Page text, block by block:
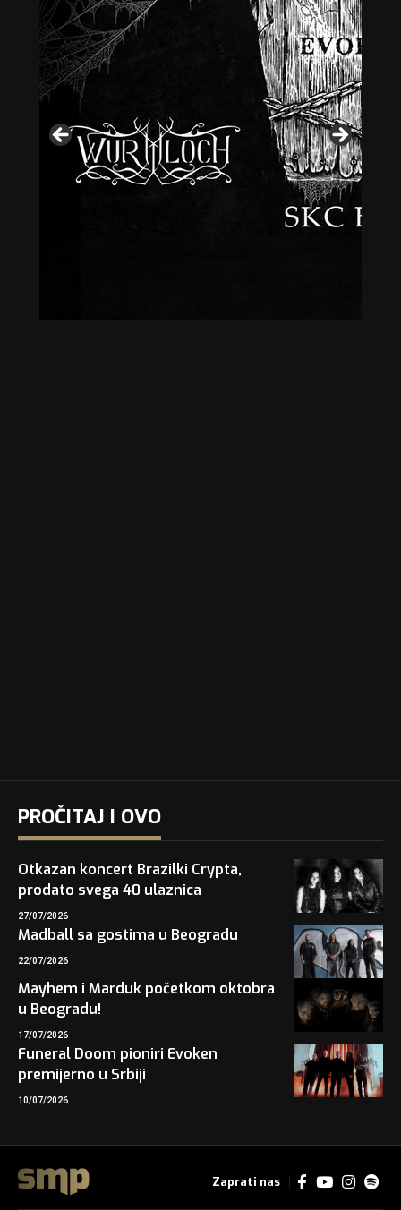
PROČITAJ I OVO
Otkazan koncert Brazilki Crypta,
prodato svega 40 ulaznica
27/07/2026
Madball sa gostima u Beogradu
22/07/2026
Mayhem i Marduk početkom oktobra
u Beogradu!
17/07/2026
Funeral Doom pioniri Evoken
premijerno u Srbiji
10/07/2026
Zaprati nas